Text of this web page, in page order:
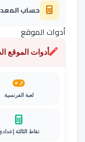
حساب
أدوات الموقع
أدوات الموقع
لعبة الفرنسية
نقاط الثالثة